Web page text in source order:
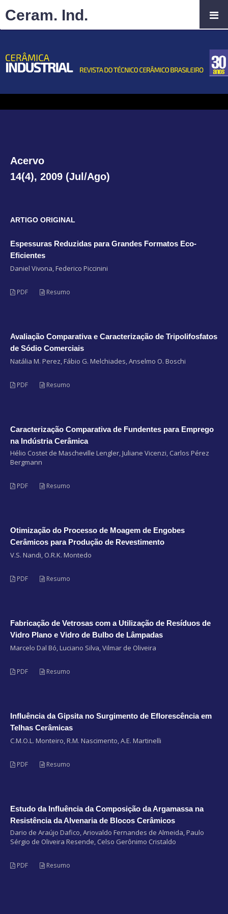
Acervo
14(4), 2009 (Jul/Ago)
ARTIGO ORIGINAL
Espessuras Reduzidas para Grandes Formatos Eco-
Eficientes
Daniel Vivona, Federico Piccinini
PDF Resumo
Avaliação Comparativa e Caracterização de Tripolifosfatos
de Sódio Comerciais
Natália M. Perez, Fábio G. Melchiades, Anselmo O. Boschi
PDF Resumo
Caracterização Comparativa de Fundentes para Emprego
na Indústria Cerâmica
Hélio Costet de Mascheville Lengler, Juliane Vicenzi, Carlos Pérez
Bergmann
PDF Resumo
Otimização do Processo de Moagem de Engobes
Cerâmicos para Produção de Revestimento
V.S. Nandi, O.R.K. Montedo
PDF Resumo
Fabricação de Vetrosas com a Utilização de Resíduos de
Vidro Plano e Vidro de Bulbo de Lâmpadas
Marcelo Dal Bó, Luciano Silva, Vilmar de Oliveira
PDF Resumo
Influência da Gipsita no Surgimento de Eflorescência em
Telhas Cerâmicas
C.M.O.L. Monteiro, R.M. Nascimento, A.E. Martinelli
PDF Resumo
Estudo da Influência da Composição da Argamassa na
Resistência da Alvenaria de Blocos Cerâmicos
Dario de Araújo Dafico, Ariovaldo Fernandes de Almeida, Paulo
Sérgio de Oliveira Resende, Celso Gerônimo Cristaldo
PDF Resumo
Ceram. Ind.